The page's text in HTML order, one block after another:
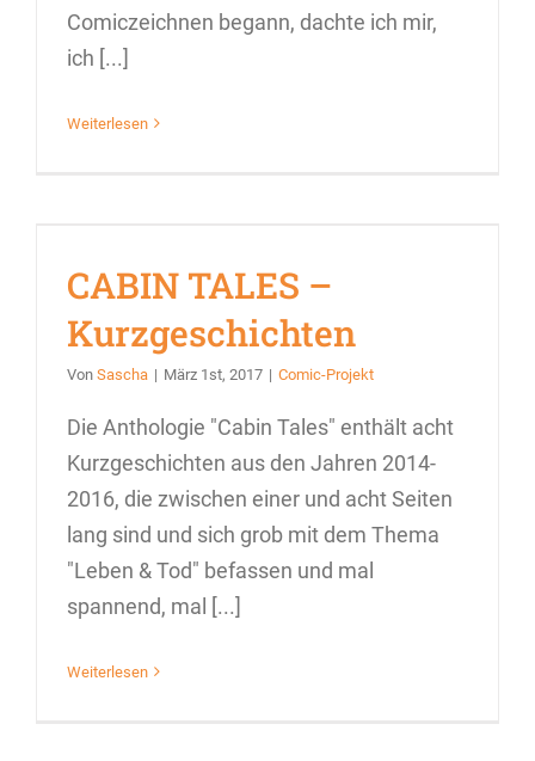
Comiczeichnen begann, dachte ich mir,
ich [...]
Weiterlesen
CABIN TALES –
Kurzgeschichten
Von Sascha | März 1st, 2017 | Comic-Projekt
Die Anthologie "Cabin Tales" enthält acht
Kurzgeschichten aus den Jahren 2014-
2016, die zwischen einer und acht Seiten
lang sind und sich grob mit dem Thema
"Leben & Tod" befassen und mal
spannend, mal [...]
Weiterlesen